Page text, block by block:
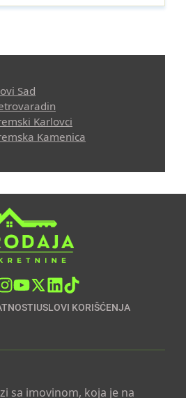
Sad
Karlovci
Kamenica
USLOVI KORIŠĆENJA
sa imovinom, koja je na